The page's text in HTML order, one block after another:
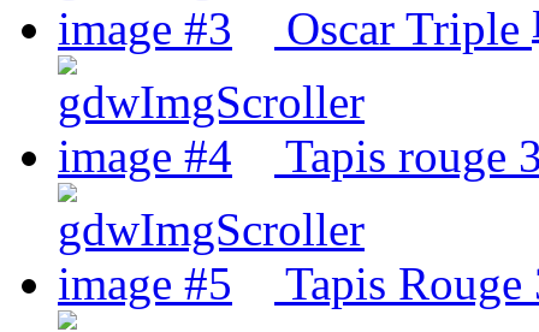
Oscar Triple
Tapis rouge
Tapis